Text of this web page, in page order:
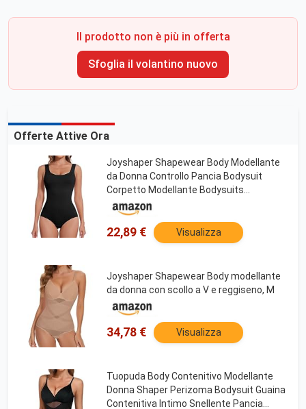
Il prodotto non è più in offerta
Sfoglia il volantino nuovo
Offerte Attive Ora
Joyshaper Shapewear Body Modellante
da Donna Controllo Pancia Bodysuit
Corpetto Modellante Bodysuits
Canottiere Modellanti, S
22,89 € Visualizza
Joyshaper Shapewear Body modellante
da donna con scollo a V e reggiseno, M
34,78 € Visualizza
Tuopuda Body Contenitivo Modellante
Donna Shaper Perizoma Bodysuit Guaina
Contenitiva Intimo Snellente Pancia